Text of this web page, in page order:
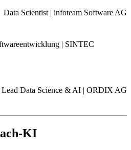
Data Scientist | infoteam Software AG
| SINTEC
Lead Data Science & AI | ORDIX AG
KI